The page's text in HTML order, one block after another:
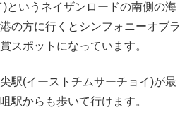
というネイザンロードの南側の海
の方に行くとシンフォニーオブラ
スポットになっています。
駅(イーストチムサーチョイ)が最
駅からも歩いて行けます。